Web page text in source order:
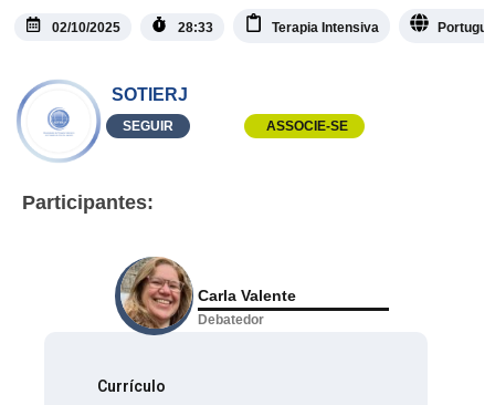
02/10/2025 28:33 Terapia Intensiva
SOTIERJ
SEGUIR ASSOCIE-SE
Participantes:
Carla Valente
Debatedor
Currículo